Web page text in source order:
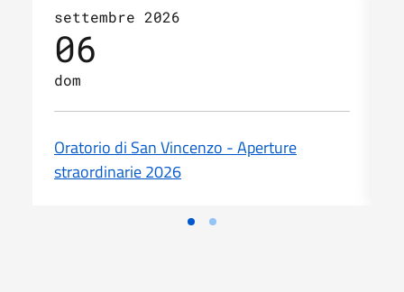
settembre 2026
06
dom
Oratorio di San Vincenzo - Aperture
straordinarie 2026